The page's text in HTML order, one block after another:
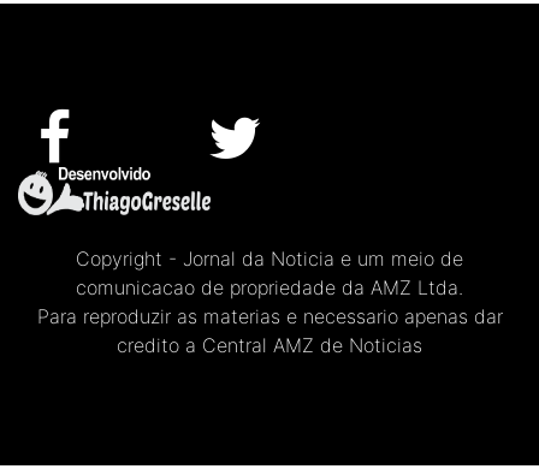
Copyright - Jornal da Noticia e um meio de
comunicacao de propriedade da AMZ Ltda.
Para reproduzir as materias e necessario apenas dar
credito a Central AMZ de Noticias